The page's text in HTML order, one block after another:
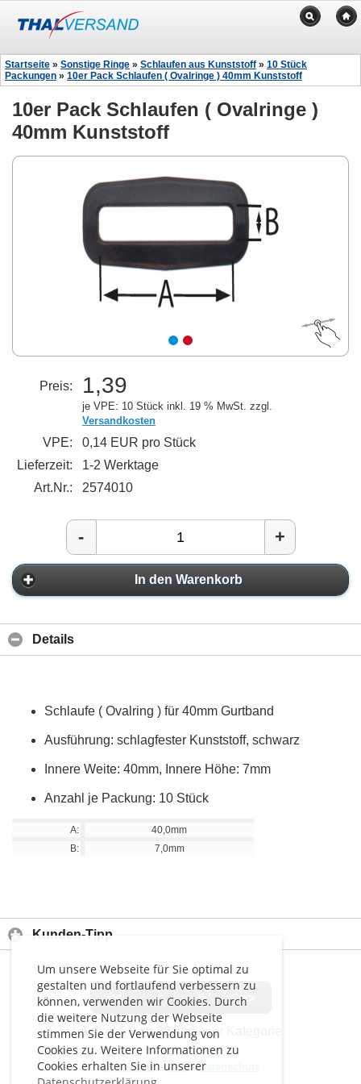
Um unsere Webseite für Sie optimal zu
gestalten und fortlaufend verbessern zu
können, verwenden wir Cookies. Durch
die weitere Nutzung der Webseite
stimmen Sie der Verwendung von
Cookies zu. Weitere Informationen zu
Cookies erhalten Sie in unserer
Startseite » Sonstige Ringe » Schlaufen aus Kunststoff » 10 Stück
Packungen » 10er Pack Schlaufen ( Ovalringe ) 40mm Kunststoff
10er Pack Schlaufen ( Ovalringe )
40mm Kunststoff
Preis: 1,39
je VPE: 10 Stück inkl. 19 % MwSt. zzgl.
Versandkosten
VPE:
0,14 EUR pro Stück
Lieferzeit:
1-2 Werktage
Art.Nr.:
2574010
- +
In den Warenkorb
Details
Schlaufe ( Ovalring ) für 40mm Gurtband
Ausführung: schlagfester Kunststoff, schwarz
Innere Weite: 40mm, Innere Höhe: 7mm
Anzahl je Packung: 10 Stück
A:
40,0mm
B:
7,0mm
Kunden-Tipp
<< < > >>
Artikel5 von 22in dieser Kategorie
Impressum-AGB-Datenschutz